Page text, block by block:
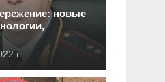
новые
г.